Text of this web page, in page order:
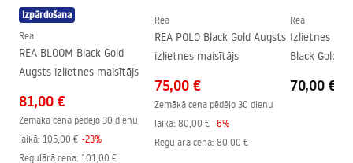
Savienojuma diametrs
Savienojumu attālums
150 mm
Garantija
Izpārdošana
Rea
REA BLOOM Black Gold
Augsts izlietnes maisītājs
81,00 €
Zemākā cena pēdējo 30 dienu
laikā: 105,00 € -23%
Regulārā cena: 101,00 €
Rea
REA POLO Black Gold Augsts
izlietnes maisītājs
75,00 €
Zemākā cena pēdējo 30 dienu
laikā: 80,00 € -6%
Regulārā cena: 80,00 €
Rea
Izlietnes
Black Gold
70,00 €